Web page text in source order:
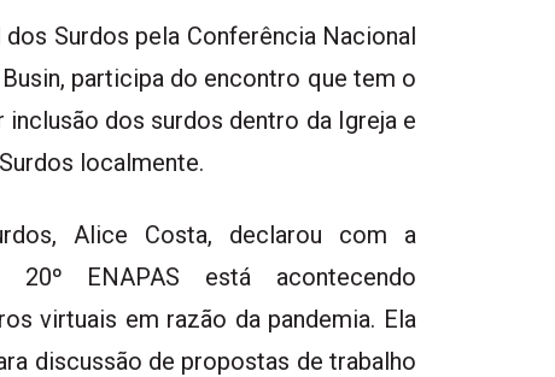
Surdos pela Conferência Nacional
participa do encontro que tem o
dos surdos dentro da Igreja e
localmente.
Alice Costa, declarou com a
ENAPAS está acontecendo
virtuais em razão da pandemia. Ela
discussão de propostas de trabalho